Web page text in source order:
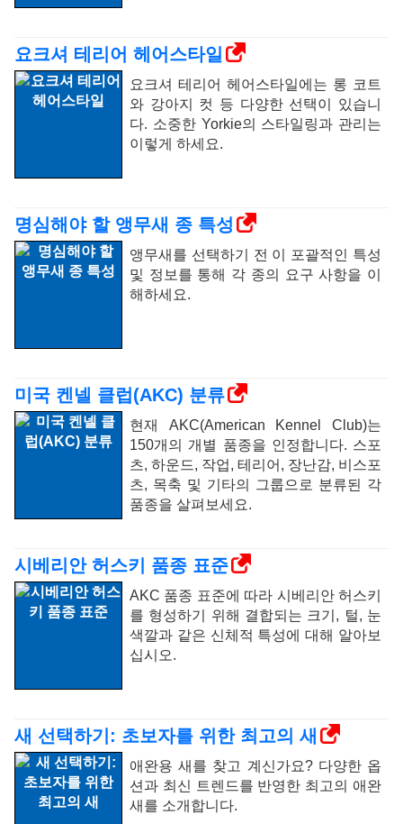
요크셔 테리어 헤어스타일
요크셔 테리어 헤어스타일에는 롱 코트
와 강아지 컷 등 다양한 선택이 있습니
다. 소중한 Yorkie의 스타일링과 관리는
이렇게 하세요.
명심해야 할 앵무새 종 특성
앵무새를 선택하기 전 이 포괄적인 특성
및 정보를 통해 각 종의 요구 사항을 이
해하세요.
미국 켄넬 클럽(AKC) 분류
현재 AKC(American Kennel Club)는
150개의 개별 품종을 인정합니다. 스포
츠, 하운드, 작업, 테리어, 장난감, 비스포
츠, 목축 및 기타의 그룹으로 분류된 각
품종을 살펴보세요.
시베리안 허스키 품종 표준
AKC 품종 표준에 따라 시베리안 허스키
를 형성하기 위해 결합되는 크기, 털, 눈
색깔과 같은 신체적 특성에 대해 알아보
십시오.
새 선택하기: 초보자를 위한 최고의 새
애완용 새를 찾고 계신가요? 다양한 옵
션과 최신 트렌드를 반영한 최고의 애완
새를 소개합니다.